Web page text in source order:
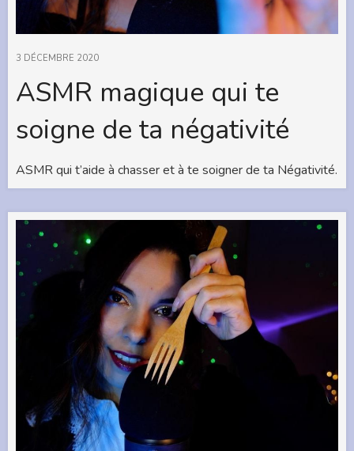
3 DÉCEMBRE 2020
ASMR magique qui te
soigne de ta négativité
ASMR qui t’aide à chasser et à te soigner de ta Négativité.